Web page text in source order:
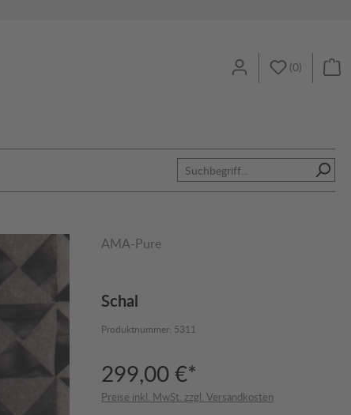
(0)
AMA-Pure
Schal
Produktnummer: 5311
299,00 €*
Preise inkl. MwSt. zzgl. Versandkosten